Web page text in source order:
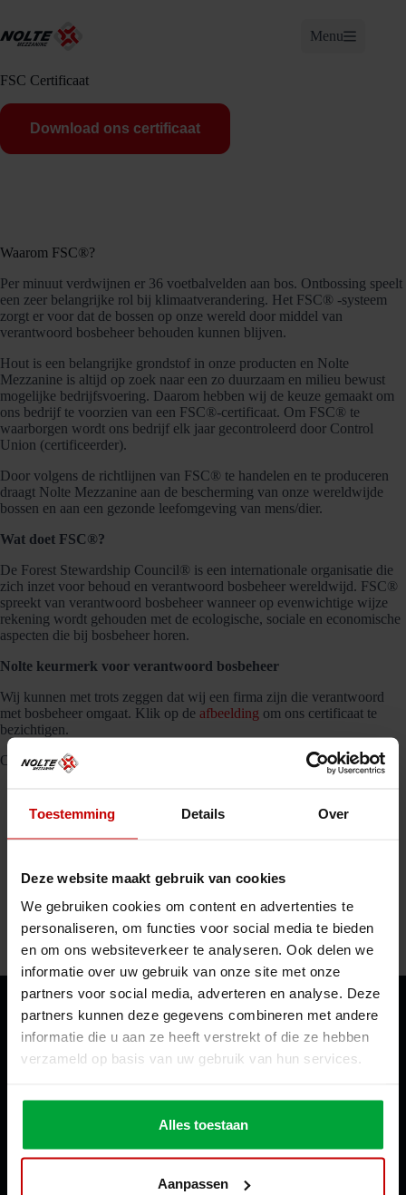
Toestemming Details Over
Deze website maakt gebruik van cookies
We gebruiken cookies om content en advertenties te
personaliseren, om functies voor social media te bieden
en om ons websiteverkeer te analyseren. Ook delen we
informatie over uw gebruik van onze site met onze
partners voor social media, adverteren en analyse. Deze
partners kunnen deze gegevens combineren met andere
informatie die u aan ze heeft verstrekt of die ze hebben
verzameld op basis van uw gebruik van hun services.
Alles toestaan
Aanpassen
de
Menu
FSC Certificaat
Download ons certificaat
Waarom FSC®?
Per minuut verdwijnen er 36 voetbalvelden aan bos. Ontbossing speelt
een zeer belangrijke rol bij klimaatverandering. Het FSC® -systeem
zorgt er voor dat de bossen op onze wereld door middel van
verantwoord bosbeheer behouden kunnen blijven.
Hout is een belangrijke grondstof in onze producten en Nolte
Mezzanine is altijd op zoek naar een zo duurzaam en milieu bewust
mogelijke bedrijfsvoering. Daarom hebben wij de keuze gemaakt om
ons bedrijf te voorzien van een FSC®-certificaat. Om FSC® te
waarborgen wordt ons bedrijf elk jaar gecontroleerd door Control
Union (certificeerder).
Door volgens de richtlijnen van FSC® te handelen en te produceren
draagt Nolte Mezzanine aan de bescherming van onze wereldwijde
bossen en aan een gezonde leefomgeving van mens/dier.
Wat doet FSC®?
De Forest Stewardship Council® is een internationale organisatie die
zich inzet voor behoud en verantwoord bosbeheer wereldwijd. FSC®
spreekt van verantwoord bosbeheer wanneer op evenwichtige wijze
rekening wordt gehouden met de ecologische, sociale en economische
aspecten die bij bosbeheer horen.
Nolte keurmerk voor verantwoord bosbeheer
Wij kunnen met trots zeggen dat wij een firma zijn die verantwoord
met bosbeheer omgaat. Klik op de afbeelding om ons certificaat te
bezichtigen.
Op verzoek is FSC beschikbaar.
Nolte Mezzanine
Nederland
Dependance Moldavië
Strada Columna 102 Chișinău